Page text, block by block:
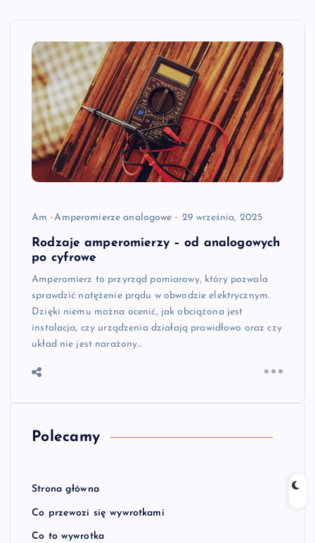
Am Amperomierze analogowe 29 września, 2025
Rodzaje amperomierzy – od analogowych
po cyfrowe
Amperomierz to przyrząd pomiarowy, który pozwala
sprawdzić natężenie prądu w obwodzie elektrycznym.
Dzięki niemu można ocenić, jak obciążona jest
instalacja, czy urządzenia działają prawidłowo oraz czy
układ nie jest narażony…
Polecamy
Strona główna
Co przewozi się wywrotkami
Co to wywrotka